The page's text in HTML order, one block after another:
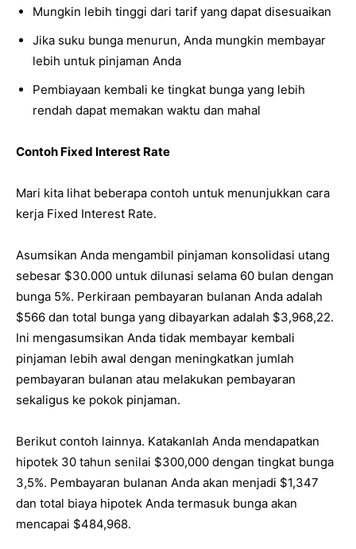
Mungkin lebih tinggi dari tarif yang dapat disesuaikan
Jika suku bunga menurun, Anda mungkin membayar
lebih untuk pinjaman Anda
Pembiayaan kembali ke tingkat bunga yang lebih
rendah dapat memakan waktu dan mahal
Contoh Fixed Interest Rate
Mari kita lihat beberapa contoh untuk menunjukkan cara
kerja Fixed Interest Rate.
Asumsikan Anda mengambil pinjaman konsolidasi utang
sebesar $30.000 untuk dilunasi selama 60 bulan dengan
bunga 5%. Perkiraan pembayaran bulanan Anda adalah
$566 dan total bunga yang dibayarkan adalah $3,968,22.
Ini mengasumsikan Anda tidak membayar kembali
pinjaman lebih awal dengan meningkatkan jumlah
pembayaran bulanan atau melakukan pembayaran
sekaligus ke pokok pinjaman.
Berikut contoh lainnya. Katakanlah Anda mendapatkan
hipotek 30 tahun senilai $300,000 dengan tingkat bunga
3,5%. Pembayaran bulanan Anda akan menjadi $1,347
dan total biaya hipotek Anda termasuk bunga akan
mencapai $484,968.